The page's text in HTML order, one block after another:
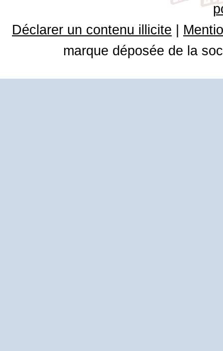
Déclarer un contenu illicite
marque déposée de la